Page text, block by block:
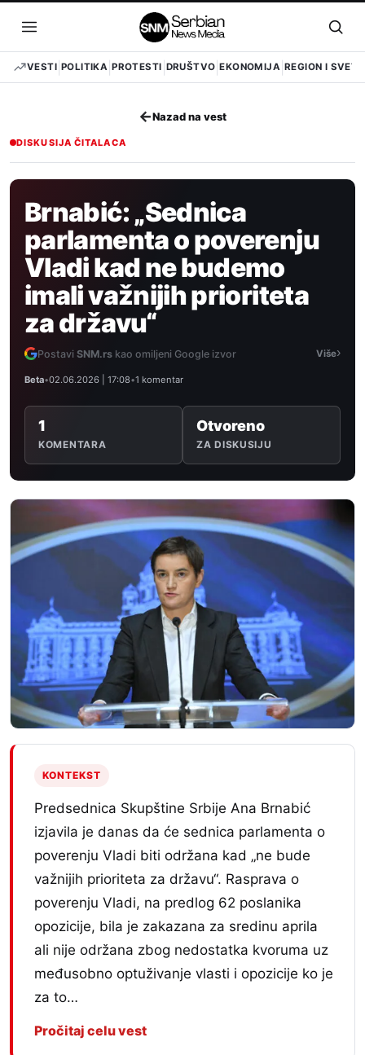
sadržaj
Otvori
meni
VESTI POLITIKA PROTESTI DRUŠTVO EKONOMIJA REGION I SVET
←Nazad na vest
DISKUSIJA ČITALACA
Brnabić: „Sednica
parlamenta o poverenju
Vladi kad ne budemo
imali važnijih prioriteta
za državu“
Postavi SNM.rs kao omiljeni Google izvor Više›
Beta•02.06.2026 | 17:08•1 komentar
1
KOMENTARA
Otvoreno
ZA DISKUSIJU
KONTEKST
Predsednica Skupštine Srbije Ana Brnabić
izjavila je danas da će sednica parlamenta o
poverenju Vladi biti održana kad „ne bude
važnijih prioriteta za državu“. Rasprava o
poverenju Vladi, na predlog 62 poslanika
opozicije, bila je zakazana za sredinu aprila
ali nije održana zbog nedostatka kvoruma uz
međusobno optuživanje vlasti i opozicije ko je
za to…
Pročitaj celu vest